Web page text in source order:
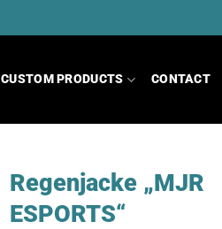
CUSTOM PRODUCTS CONTACT
Regenjacke „MJR
ESPORTS“